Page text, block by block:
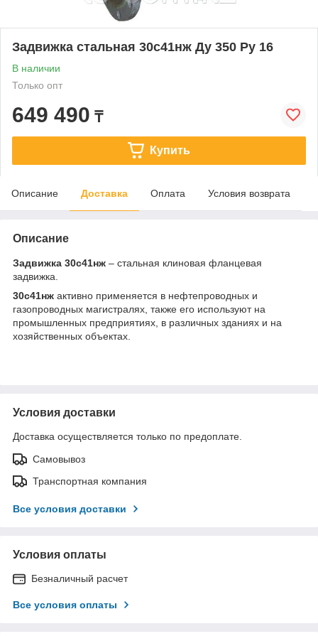
Задвижка стальная 30с41нж Ду 350 Ру 16
В наличии
Только опт
649 490 ₸
Купить
Описание Доставка Оплата Условия возврата
Описание
Задвижка 30с41нж – стальная клиновая фланцевая
задвижка.
30с41нж активно применяется в нефтепроводных и
газопроводных магистралях, также его используют на
промышленных предприятиях, в различных зданиях и на
хозяйственных объектах.
Условия доставки
Доставка осуществляется только по предоплате.
Самовывоз
Транспортная компания
Все условия доставки
Условия оплаты
Безналичный расчет
Все условия оплаты